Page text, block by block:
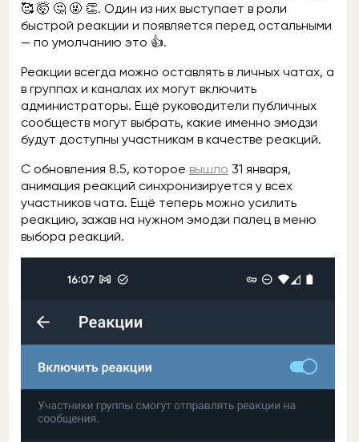
🥰 🤯 🤔 🤬 👏. Один из них выступает в роли
быстрой реакции и появляется перед остальными
— по умолчанию это 👍.
Реакции всегда можно оставлять в личных чатах, а
в группах и каналах их могут включить
администраторы. Ещё руководители публичных
сообществ могут выбрать, какие именно эмодзи
будут доступны участникам в качестве реакций.
С обновления 8.5, которое вышло 31 января,
анимация реакций синхронизируется у всех
участников чата. Ещё теперь можно усилить
реакцию, зажав на нужном эмодзи палец в меню
выбора реакций.